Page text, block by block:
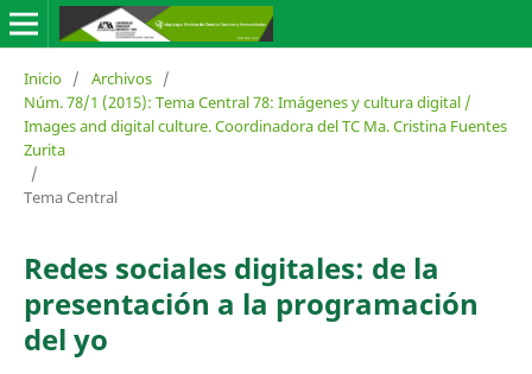
Inicio / Archivos /
Núm. 78/1 (2015): Tema Central 78: Imágenes y cultura digital /
Images and digital culture. Coordinadora del TC Ma. Cristina Fuentes
Zurita
/
Tema Central
Redes sociales digitales: de la
presentación a la programación
del yo